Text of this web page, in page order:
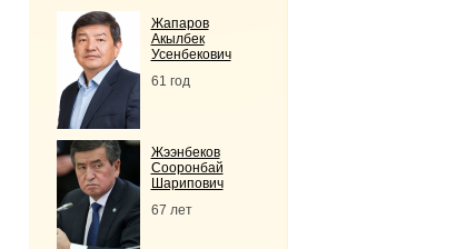
Жапаров
Акылбек
Усенбекович
61 год
Жээнбеков
Сооронбай
Шарипович
67 лет